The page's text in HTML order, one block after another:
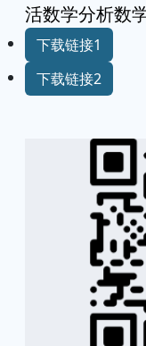
活数学分析数
下载链接1
下载链接2